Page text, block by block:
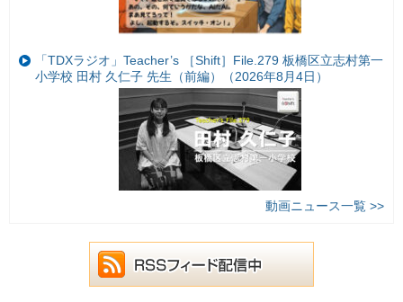
「TDXラジオ」Teacher’s ［Shift］File.279 板橋区立志村第一
小学校 田村 久仁子 先生（前編）（2026年8月4日）
動画ニュース一覧 >>